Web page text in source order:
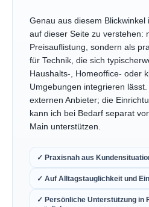
Genau aus diesem Blickwinkel
auf dieser Seite zu verstehen:
Preisauflistung, sondern als
für Technik, die sich
Haushalts-, Homeoffice- oder
Umgebungen integrieren
externen Anbieter; die
kann ich bei Bedarf separat
Main unterstützen.
✓ Praxisnah aus
✓ Auf Alltagstauglichkeit und
✓ Persönliche Unterstützung in